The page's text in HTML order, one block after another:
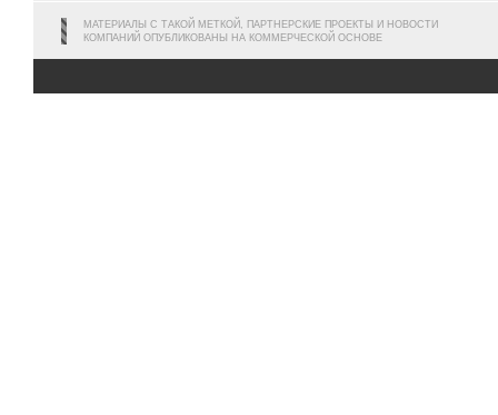
МАТЕРИАЛЫ С ТАКОЙ МЕТКОЙ, ПАРТНЕРСКИЕ ПРОЕКТЫ И НОВОСТИ
КОМПАНИЙ ОПУБЛИКОВАНЫ НА КОММЕРЧЕСКОЙ ОСНОВЕ